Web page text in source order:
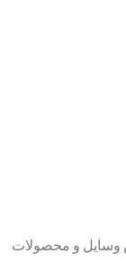
وسایل و محصولات